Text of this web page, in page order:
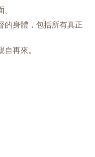
的身體，包括所有真正
再來。